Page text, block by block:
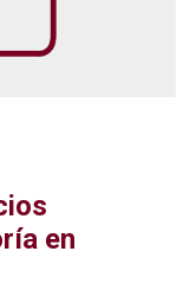
en